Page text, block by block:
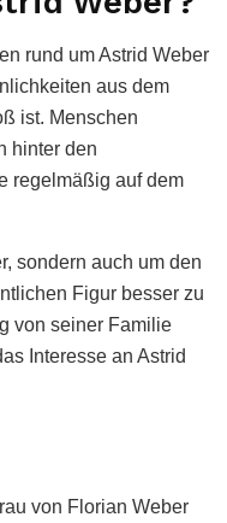
rund um Astrid Weber
aus dem
ist. Menschen
hinter den
regelmäßig auf dem
sondern auch um den
Figur besser zu
von seiner Familie
Interesse an Astrid
von Florian Weber